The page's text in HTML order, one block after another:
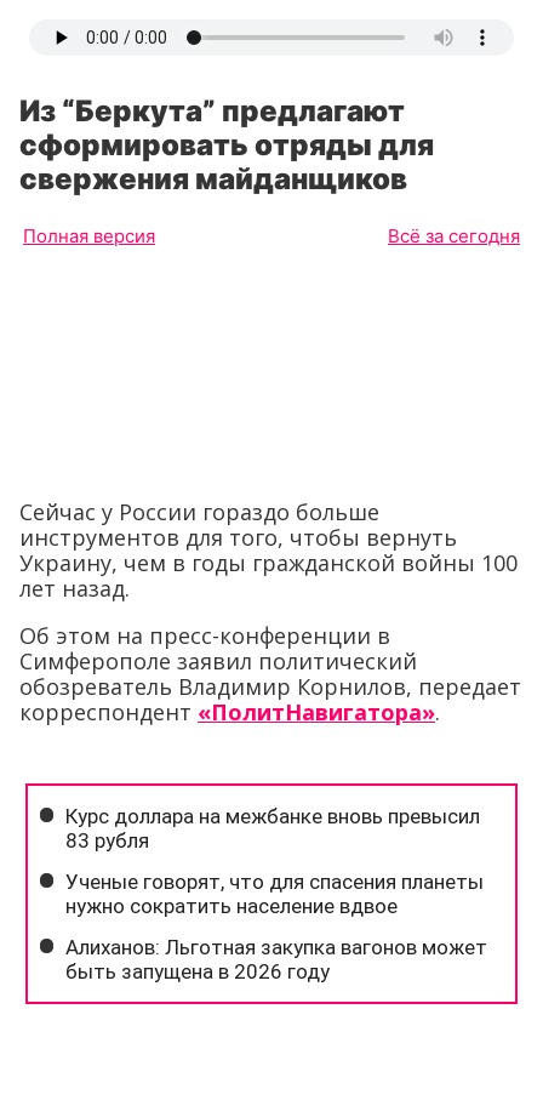
Из “Беркута” предлагают
сформировать отряды для
свержения майданщиков
Полная версия Всё за сегодня
Сейчас у России гораздо больше
инструментов для того, чтобы вернуть
Украину, чем в годы гражданской войны 100
лет назад.
Об этом на пресс-конференции в
Симферополе заявил политический
обозреватель Владимир Корнилов, передает
корреспондент «ПолитНавигатора».